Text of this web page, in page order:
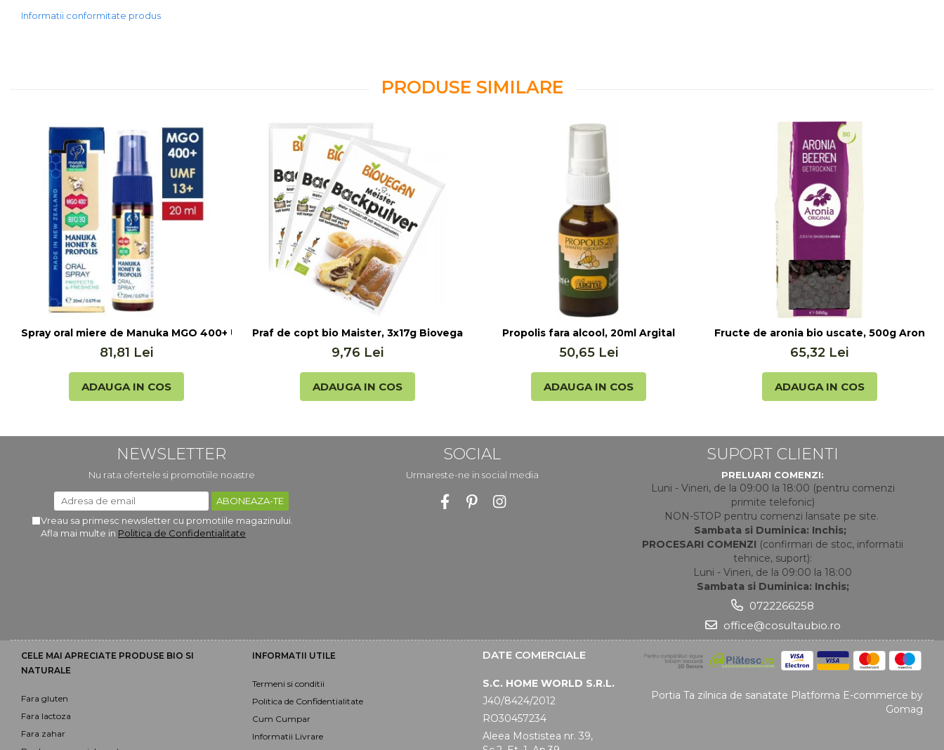
Mixuri, condimente si mirodenii
Condimente
Mirodenii
Maioneza bio
Pesto Bio
Semipreparate
Specialitati si produse asiatice
Informatii conformitate produs
PRODUSE SIMILARE
Spray oral miere de Manuka MGO 400+ UMF 13+ cu Propolis (20ml)
81,81 Lei
ADAUGA IN COS
Praf de copt bio Maister, 3x17g Biovegan
9,76 Lei
ADAUGA IN COS
Propolis fara alcool, 20ml Argital
50,65 Lei
ADAUGA IN COS
Fructe de aronia bio uscate, 500g Aronia
65,32 Lei
ADAUGA IN COS
NEWSLETTER
Nu rata ofertele si promotiile noastre
Vreau sa primesc newsletter cu promotiile magazinului.
Afla mai multe in Politica de Confidentialitate
SOCIAL
Urmareste-ne in social media
SUPORT CLIENTI
PRELUARI COMENZI:
Luni - Vineri, de la 09:00 la 18:00 (pentru comenzi
primite telefonic)
NON-STOP pentru comenzi lansate pe site.
Sambata si Duminica: Inchis;
PROCESARI COMENZI (confirmari de stoc, informatii
tehnice, suport):
Luni - Vineri, de la 09:00 la 18:00
Sambata si Duminica: Inchis;
0722266258
office@cosultaubio.ro
CELE MAI APRECIATE PRODUSE BIO SI
NATURALE
Fara gluten
Fara lactoza
Fara zahar
INFORMATII UTILE
Termeni si conditii
Politica de Confidentialitate
Cum Cumpar
Informatii Livrare
DATE COMERCIALE
S.C. HOME WORLD S.R.L.
J40/8424/2012
RO30457234
Aleea Mostistea nr. 39,
Portia Ta zilnica de sanatate Platforma E-commerce by
Gomag